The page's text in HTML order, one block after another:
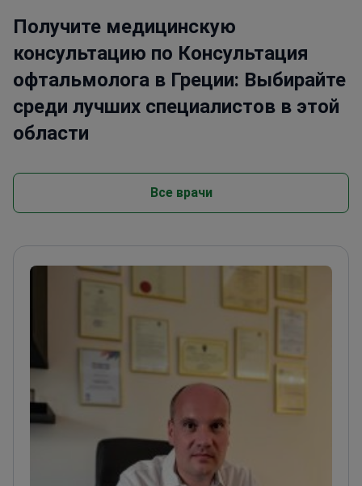
Получите медицинскую
консультацию по Консультация
офтальмолога в Греции: Выбирайте
среди лучших специалистов в этой
области
Все врачи